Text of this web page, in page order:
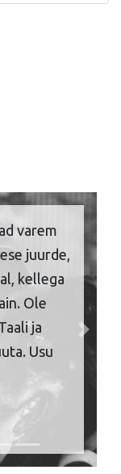
varem
juurde,
kellega
Ole
ja
Usu
Next